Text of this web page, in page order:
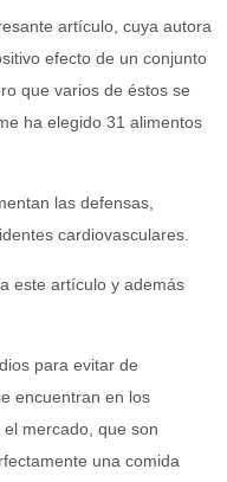
artículo, cuya autora
efecto de un conjunto
que varios de éstos se
ha elegido 31 alimentos
las defensas,
cardiovasculares.
este artículo y además
para evitar de
encuentran en los
mercado, que son
una comida